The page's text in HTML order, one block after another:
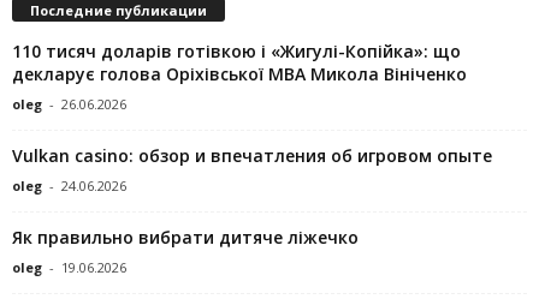
Последние публикации
110 тисяч доларів готівкою і «Жигулі-Копійка»: що
декларує голова Оріхівської МВА Микола Вініченко
oleg - 26.06.2026
Vulkan casino: обзор и впечатления об игровом опыте
oleg - 24.06.2026
Як правильно вибрати дитяче ліжечко
oleg - 19.06.2026